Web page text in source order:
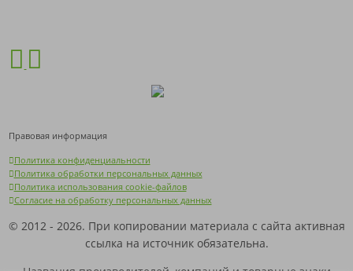
Правовая информация
Политика конфиденциальности
Политика обработки персональных данных
Политика использования cookie-файлов
Согласие на обработку персональных данных
© 2012 - 2026. При копировании материала с сайта активная
ссылка на источник обязательна.